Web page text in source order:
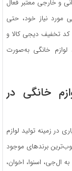
و خارجی معتبر فعال
مورد نیاز خود، حتی
کد تخفیف دیجی کالا و
لوازم خانگی به‌صورت
خانگی در
در زمینه تولید لوازم
برندهای موجود
ال‌جی، اسنوا، اخوان،